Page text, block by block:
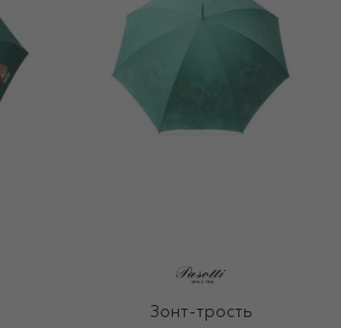
Зонт-трость